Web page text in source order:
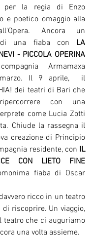
per la regia di Enzo
e poetico omaggio alla
Ancora un
di una fiaba con LA
- PICCOLA OPERINA
Armamaxa
Il 9 aprile,  il
dei teatri di Bari che
con una
come Lucia Zotti
Chiude la rassegna il
creazione di Principio
residente, con IL
fiaba di Oscar
ricco in un teatro
di riscoprire. Un viaggio,
teatro che ci auguriamo
una volta assieme.